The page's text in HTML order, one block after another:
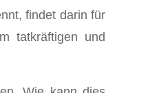
findet darin für
tatkräftigen und